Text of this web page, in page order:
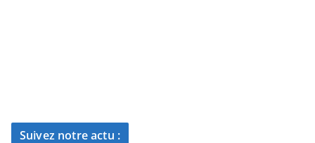
Suivez notre actu :